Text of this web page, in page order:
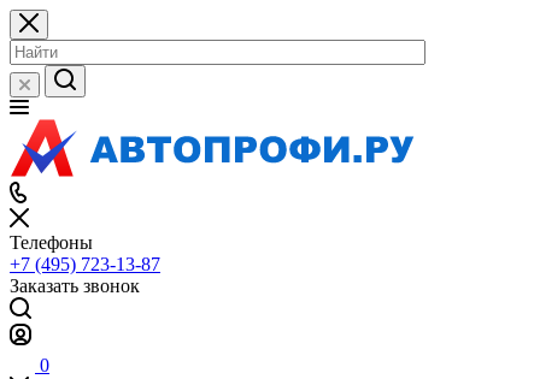
Телефоны
+7 (495) 723-13-87
Заказать звонок
0